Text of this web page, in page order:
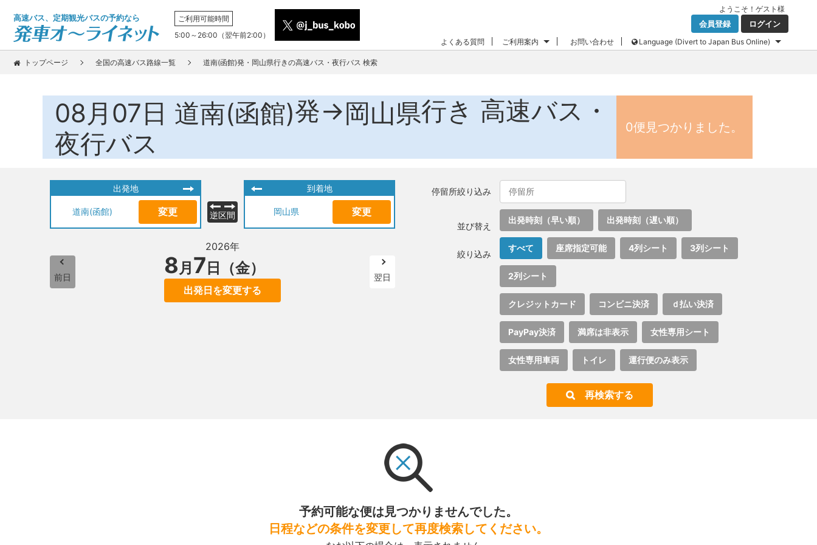
高速バス、定期観光バスの予約なら
ご利用可能時間
5:00～26:00（翌午前2:00）
ようこそ！ ゲスト 様
会員登録 ログイン
よくある質問 ご利用案内 お問い合わせ Language (Divert to Japan Bus Online)
トップページ 全国の高速バス路線一覧 道南(函館)発・岡山県行きの高速バス・夜行バス 検索
08月07日 道南(函館)発→岡山県行き 高速バス・
夜行バス
0便見つかりました。
出発地
道南(函館) 変更 逆区間
到着地
岡山県 変更
前日
2026年
8月 7 日（金）
出発日を変更する
翌日
停留所絞り込み
並び替え
出発時刻（早い順） 出発時刻（遅い順）
絞り込み
すべて 座席指定可能 4列シート 3列シート
2列シート
クレジットカード コンビニ決済 ｄ払い決済
PayPay決済 満席は非表示 女性専用シート
女性専用車両 トイレ 運行便のみ表示
再検索する
予約可能な便は見つかりませんでした。
日程などの条件を変更して再度検索してください。